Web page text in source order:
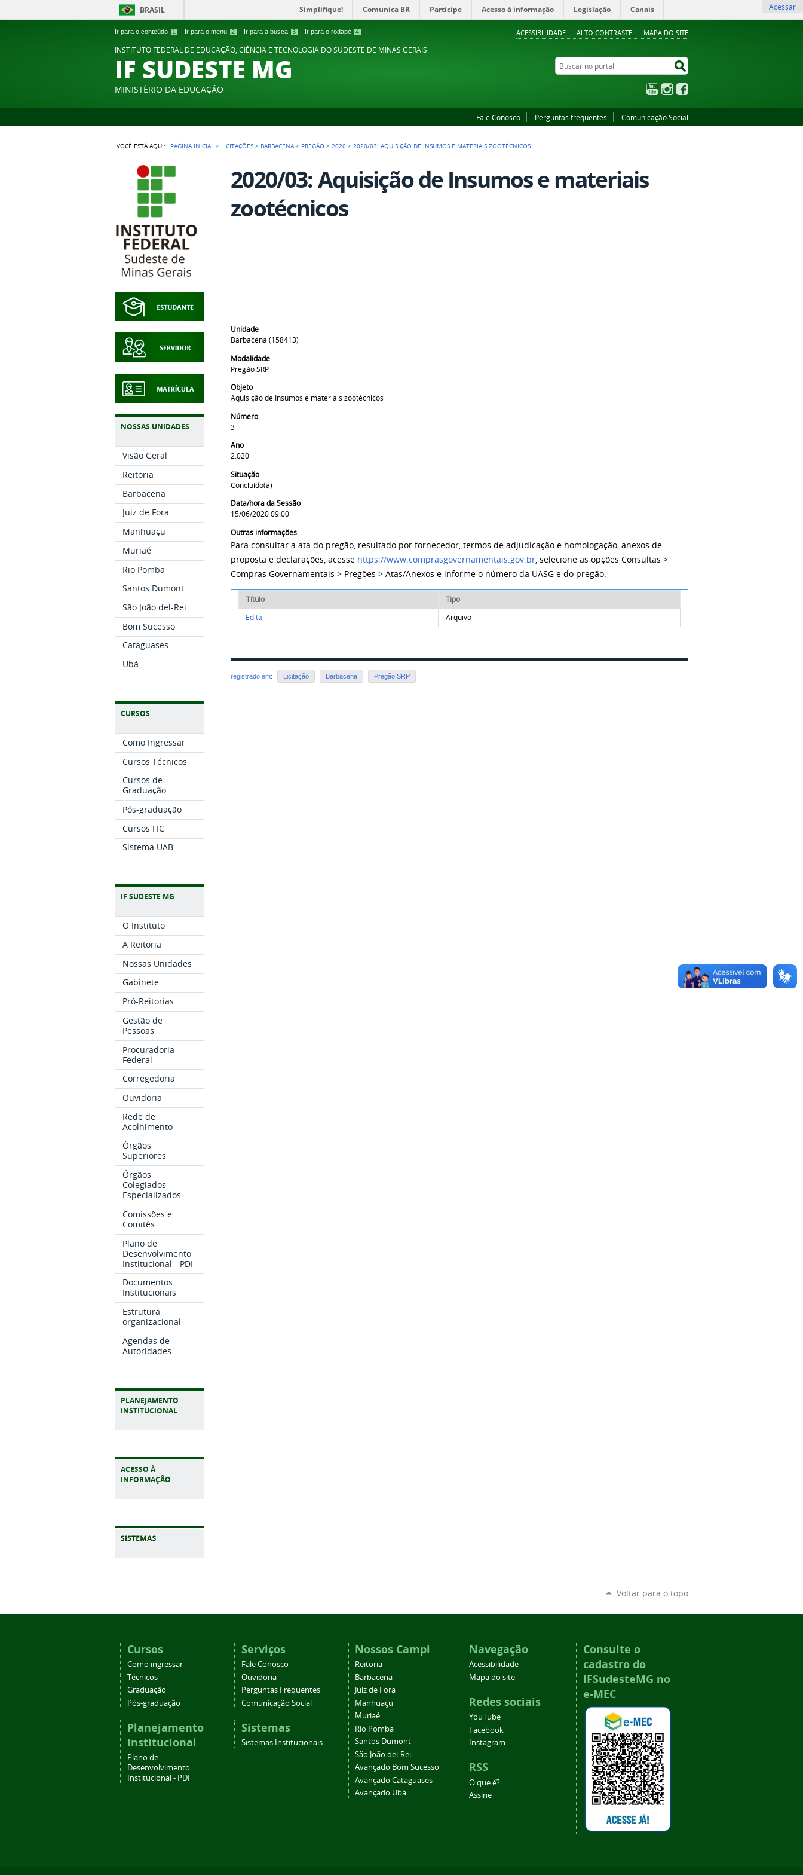
Ir para o conteúdo 1 Ir para o menu 2 Ir para a busca 3 Ir para o rodapé 4 ACESSIBILIDADE ALTO CONTRASTE MAPA DO SITE
BRASIL Simplifique! Comunica BR Participe Acesso à informação Legislação Canais Acessar
INSTITUTO FEDERAL DE EDUCAÇÃO, CIÊNCIA E TECNOLOGIA DO SUDESTE DE MINAS GERAIS
IF SUDESTE MG
MINISTÉRIO DA EDUCAÇÃO
Buscar no portal
YouTubeInstagram
Fale Conosco Perguntas frequentes Comunicação Social
VOCÊ ESTÁ AQUI: PÁGINA INICIAL > LICITAÇÕES > BARBACENA > PREGÃO >2020 >2020/03: AQUISIÇÃO DE INSUMOS E MATERIAIS ZOOTÉCNICOS
NOSSAS UNIDADES
Visão Geral
Reitoria
Barbacena
Juiz de Fora
Manhuaçu
Muriaé
Rio Pomba
Santos Dumont
São João del-Rei
Bom Sucesso
Cataguases
Ubá
CURSOS
Como Ingressar
Cursos Técnicos
Cursos de
Graduação
Pós-graduação
Cursos FIC
Sistema UAB
IF SUDESTE MG
O Instituto
A Reitoria
Nossas Unidades
Gabinete
Pró-Reitorias
Gestão de
Pessoas
Procuradoria
Federal
Corregedoria
Ouvidoria
Rede de
Acolhimento
Órgãos
Superiores
Órgãos
Colegiados
Especializados
Comissões e
Comitês
Plano de
Desenvolvimento
Institucional - PDI
Documentos
Institucionais
Estrutura
organizacional
Agendas de
Autoridades
PLANEJAMENTO
INSTITUCIONAL
ACESSO À
INFORMAÇÃO
2020/03: Aquisição de Insumos e materiais
zootécnicos
Unidade
Barbacena (158413)
Modalidade
Pregão SRP
Objeto
Aquisição de Insumos e materiais zootécnicos
Número
3
Ano
2.020
Situação
Concluído(a)
Data/hora da Sessão
15/06/2020 09:00
Outras informações
Para consultar a ata do pregão, resultado por fornecedor, termos de adjudicação e homologação, anexos de
proposta e declarações, acesse https://www.comprasgovernamentais.gov.br , selecione as opções Consultas >
Compras Governamentais > Pregões > Atas/Anexos e informe o número da UASG e do pregão.
Título
Tipo
Edital
Arquivo
registrado em: Licitação Barbacena Pregão SRP
Voltar para o topo
Cursos
Como ingressar
Técnicos
Graduação
Pós-graduação
Planejamento
Institucional
Plano de
Desenvolvimento
Institucional - PDI
Serviços
Fale Conosco
Ouvidoria
Perguntas Frequentes
Comunicação Social
Sistemas
Sistemas Institucionais
Nossos Campi
Reitoria
Barbacena
Juiz de Fora
Manhuaçu
Muriaé
Rio Pomba
Santos Dumont
São João del-Rei
Avançado Bom Sucesso
Avançado Cataguases
Avançado Ubá
Navegação
Acessibilidade
Mapa do site
Redes sociais
YouTube
Facebook
Instagram
RSS
O que é?
Assine
Consulte o
cadastro do
IFSudesteMG no
e-MEC